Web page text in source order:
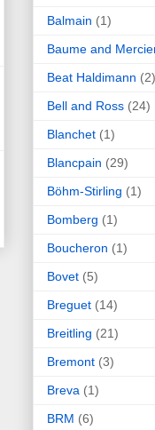
Balmain (1)
Baume and
Beat Haldimann (2)
Bell and Ross (24)
Blanchet (1)
Blancpain (29)
Böhm-Stirling (1)
Bomberg (1)
Boucheron (1)
Bovet (5)
Breguet (14)
Breitling (21)
Bremont (3)
Breva (1)
BRM (6)